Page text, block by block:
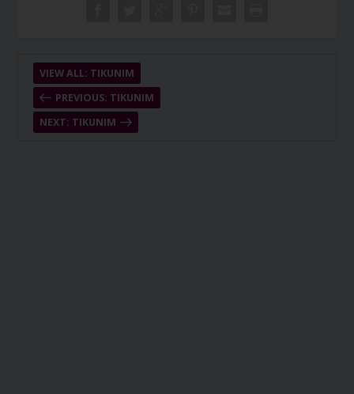
PREVIOUS: TIKUNIM
VIEW ALL: TIKUNIM
NEXT: TIKUNIM